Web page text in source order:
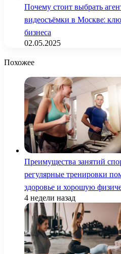
Почему стоит выбрать
видеосъёмки в Москве:
бизнеса
02.05.2025
Похожее
Преимущества занятий
регулярные тренировки
здоровье и хорошую
4 недели назад